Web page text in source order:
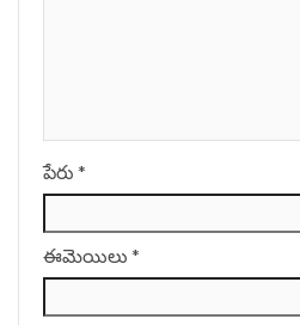
పేరు *
ఈమెయిలు *